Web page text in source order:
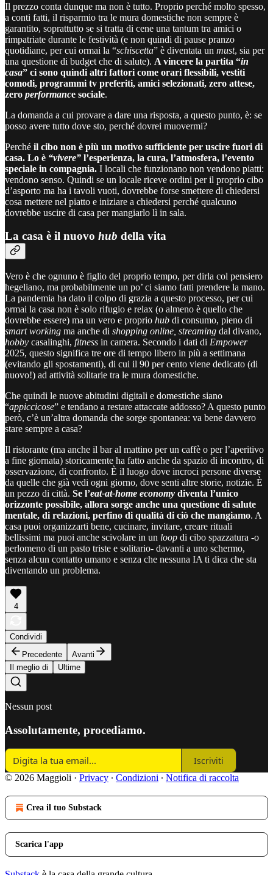
Il prezzo conta dunque ma non è tutto. Proprio perché molto spesso,
a conti fatti, il risparmio tra le mura domestiche non sempre è
garantito, soprattutto se si tratta di cene una tantum tra amici o
rimpatriate durante le festività (e non quindi di pause pranzo
quotidiane, per cui ormai la “schiscetta” è diventata un must, sia per
una questione di budget che di salute). A vincere la partita “in
casa” ci sono quindi altri fattori come orari flessibili, vestiti
comodi, programmi tv preferiti, amici selezionati, zero attese,
zero performance sociale.
La domanda a cui provare a dare una risposta, a questo punto, è: se
posso avere tutto dove sto, perché dovrei muovermi?
Perché il cibo non è più un motivo sufficiente per uscire fuori di
casa. Lo è “vivere” l’esperienza, la cura, l’atmosfera, l’evento
speciale in compagnia. I locali che funzionano non vendono piatti:
vendono senso. Quindi se un locale riceve ordini per il proprio cibo
d’asporto ma ha i tavoli vuoti, dovrebbe forse smettere di chiedersi
cosa mettere nel piatto e iniziare a chiedersi perché qualcuno
dovrebbe uscire di casa per mangiarlo lì in sala.
La casa è il nuovo hub della vita
Vero è che ognuno è figlio del proprio tempo, per dirla col pensiero
hegeliano, ma probabilmente un po’ ci siamo fatti prendere la mano.
La pandemia ha dato il colpo di grazia a questo processo, per cui
ormai la casa non è solo rifugio e relax (o almeno è quello che
dovrebbe essere) ma un vero e proprio hub di consumo, pieno di
smart working ma anche di shopping online, streaming dal divano,
hobby casalinghi, fitness in camera. Secondo i dati di Empower
2025, questo significa tre ore di tempo libero in più a settimana
(evitando gli spostamenti), di cui il 90 per cento viene dedicato (di
nuovo!) ad attività solitarie tra le mura domestiche.
Che quindi le nuove abitudini digitali e domestiche siano
“appiccicose” e tendano a restare attaccate addosso? A questo punto
però, c’è un’altra domanda che sorge spontanea: va bene davvero
stare sempre a casa?
Il ristorante (ma anche il bar al mattino per un caffè o per l’aperitivo
a fine giornata) storicamente ha fatto anche da spazio di incontro, di
osservazione, di confronto. È il luogo dove incroci persone diverse
da quelle che già vedi ogni giorno, dove senti altre storie, notizie. È
un pezzo di città. Se l’eat-at-home economy diventa l’unico
orizzonte possibile, allora sorge anche una questione di salute
mentale, di relazioni, perfino di qualità di ciò che mangiamo. A
casa puoi organizzarti bene, cucinare, invitare, creare rituali
bellissimi ma puoi anche scivolare in un loop di cibo spazzatura -o
perlomeno di un pasto triste e solitario- davanti a uno schermo,
senza alcun contatto umano e senza che nessuna IA ti dica che sta
diventando un problema.
4
Condividi
Precedente
Avanti
Il meglio di
Ultime
Nessun post
Assolutamente, procediamo.
Iscriviti
© 2026 Maggioli · Privacy ∙ Condizioni ∙ Notifica di raccolta
Crea il tuo Substack
Scarica l'app